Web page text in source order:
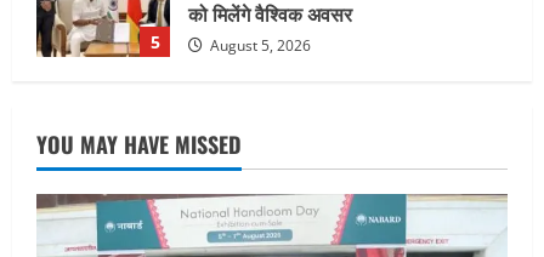
1
2
सहसपुर विधानसभा क्षेत्र के पोलिंग बूथों का
निरीक्षण कर एसआईआर आपत्ति निस्तारण
शिविर की व्यवस्थाओं का लिया जायजा
August 6, 2026
YOU MAY HAVE MISSED